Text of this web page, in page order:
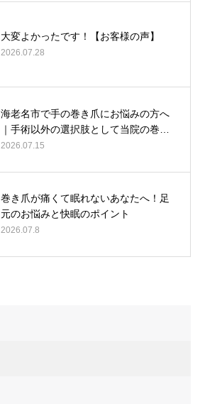
大変よかったです！【お客様の声】
2026.07.28
海老名市で手の巻き爪にお悩みの方へ
｜手術以外の選択肢として当院の巻…
2026.07.15
巻き爪が痛くて眠れないあなたへ！足
元のお悩みと快眠のポイント
2026.07.8